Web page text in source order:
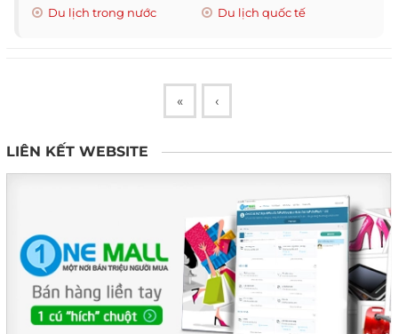
Du lịch trong nước Du lịch quốc tế
« ‹
LIÊN KẾT WEBSITE